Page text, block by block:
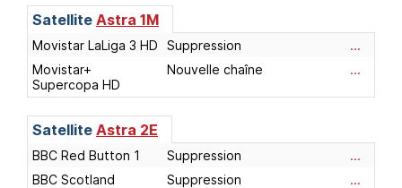
Satellite Astra 1M
Movistar LaLiga 3 HD Suppression
...
Movistar+
Supercopa HD
Nouvelle chaîne ...
Satellite Astra 2E
BBC Red Button 1 Suppression
...
BBC Scotland
Suppression
...